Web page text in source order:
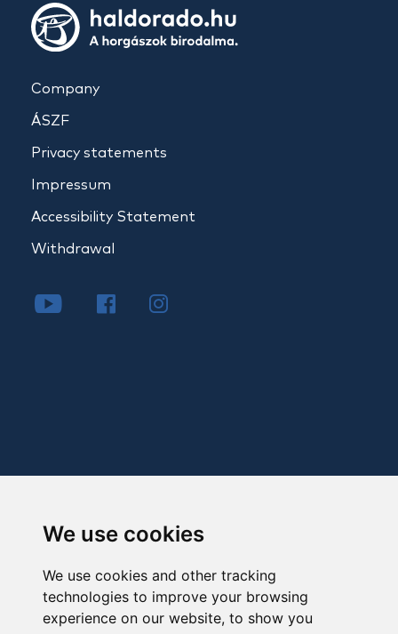
We use cookies
We use cookies and other tracking
technologies to improve your browsing
experience on our website, to show you
Company
ÁSZF
Privacy statements
Impressum
Accessibility Statement
Withdrawal